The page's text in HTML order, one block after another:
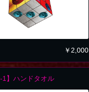
￥ 2,000
1】ハンドタオル